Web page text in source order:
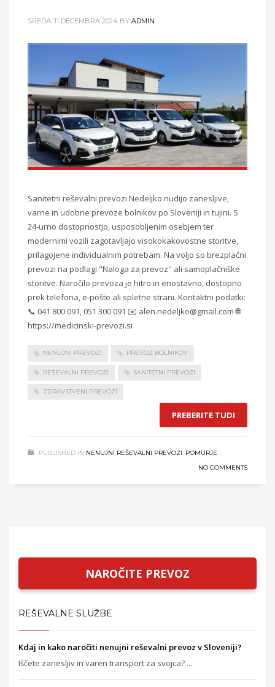
SREDA, 11 DECEMBRA 2024 BY ADMIN
Sanitetni reševalni prevozi Nedeljko nudijo zanesljive,
varne in udobne prevoze bolnikov po Sloveniji in tujini. S
24-urno dostopnostjo, usposobljenim osebjem ter
modernimi vozili zagotavljajo visokokakovostne storitve,
prilagojene individualnim potrebam. Na voljo so brezplačni
prevozi na podlagi "Naloga za prevoz" ali samoplačniške
storitve. Naročilo prevoza je hitro in enostavno, dostopno
prek telefona, e-pošte ali spletne strani. Kontaktni podatki:
📞 041 800 091, 051 300 091 ✉️ alen.nedeljko@gmail.com 🌐
https://medicinski-prevozi.si
NENUJNI PREVOZI PREVOZ BOLNIKOV
REŠEVALNI PREVOZI SANITETNI PREVOZI
ZDRAVSTVENI PREVOZI
PREBERITE TUDI
PUBLISHED IN NENUJNI REŠEVALNI PREVOZI, POMURJE
NO COMMENTS
NAROČITE PREVOZ
REŠEVALNE SLUŽBE
Kdaj in kako naročiti nenujni reševalni prevoz v Sloveniji?
Iščete zanesljiv in varen transport za svojca? ...